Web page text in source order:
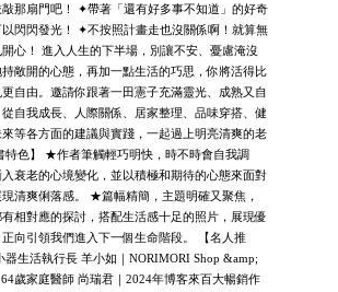
那扇門吧！ ✦帶著「還有好多事不知道」的好奇
閃閃發光！ ✦不按照計畫走也沒關係啊！就算無
心！ 進入人生的下半場，別讓不安、憂慮淹沒
敞開的心態，再加一點生活的巧思，你將活得比
自由。邀請你跟著一田憲子充滿靈光、成熟又自
自我成長、人際關係、居家整理、品味穿搭、健
等各方面的建議與實踐，一起過上明亮清爽的老
特色】 ★作者筆觸輕巧明快，時不時會自我調
衰老的心境變化，並以積極和期待的心態來面對
清爽俐落感。 ★篇幅精簡，主題明確又聚焦，
相對應的探討，搭配生活感十足的照片，展現優
向引領我們進入下一個生命階段。 【名人推
器生活執行長 羊小如｜NORIMORI Shop &amp;
歲家庭醫師 尚瑞君｜2024年博客來百大暢銷作